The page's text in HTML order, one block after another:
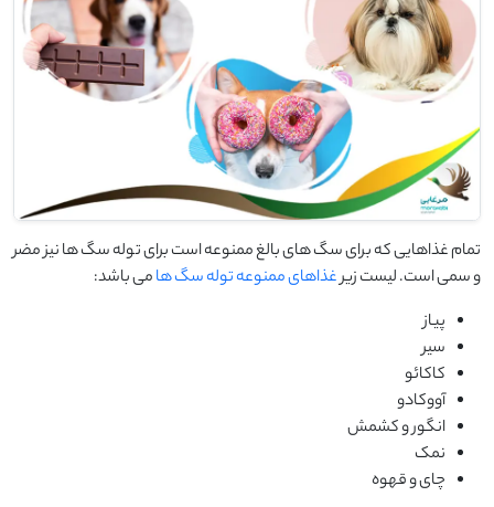
تمام غذاهایی که برای سگ های بالغ ممنوعه است برای توله سگ ها نیز مضر
و سمی است. لیست زیرغذاهای ممنوعه توله سگ هامی باشد:
پیاز
سیر
کاکائو
آووکادو
انگور و کشمش
نمک
چای و قهوه